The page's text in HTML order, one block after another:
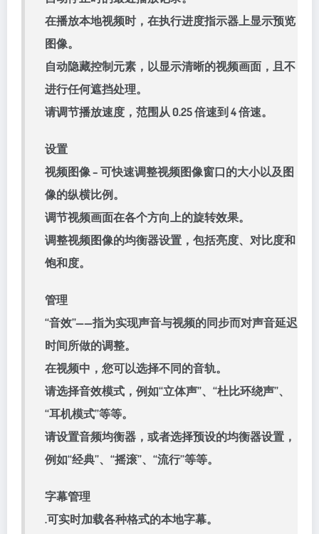
在播放本地视频时，在执行进度指示器上显示预览
图像。
自动隐藏控制元素，以显示清晰的视频画面，且不
进行任何遮挡处理。
请调节播放速度，范围从 0.25 倍速到 4 倍速。
设置
视频图像 – 可快速调整视频图像窗口的大小以及图
像的纵横比例。
调节视频画面在各个方向上的旋转效果。
调整视频图像的均衡器设置，包括亮度、对比度和
饱和度。
管理
“音效”——指为实现声音与视频的同步而对声音延迟
时间所做的调整。
在视频中，您可以选择不同的音轨。
请选择音效模式，例如“立体声”、“杜比环绕声”、
“耳机模式”等等。
请设置音频均衡器，或者选择预设的均衡器设置，
例如“经典”、“摇滚”、“流行”等等。
字幕管理
.可实时加载各种格式的本地字幕。